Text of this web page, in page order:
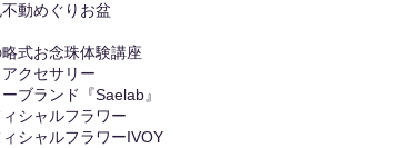
動めぐり お盆
式お念珠体験講座
アクセサリー
ブランド『Saelab』
シャルフラワー
シャルフラワーIVOY